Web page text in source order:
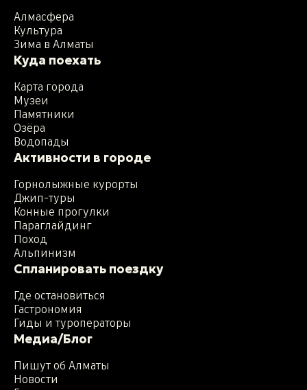
Алмасфера
Культура
Зима в Алматы
Куда поехать
Карта города
Музеи
Памятники
Озёра
Водопады
Активности в городе
Горнолыжные курорты
Джип-туры
Конные прогулки
Параглайдинг
Поход
Альпинизм
Спланировать поездку
Где остановиться
Гастрономия
Гиды и туроператоры
Медиа/Блог
Пишут об Алматы
Новости